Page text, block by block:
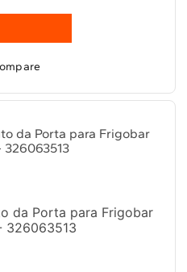
da Porta para Frigobar
326063513